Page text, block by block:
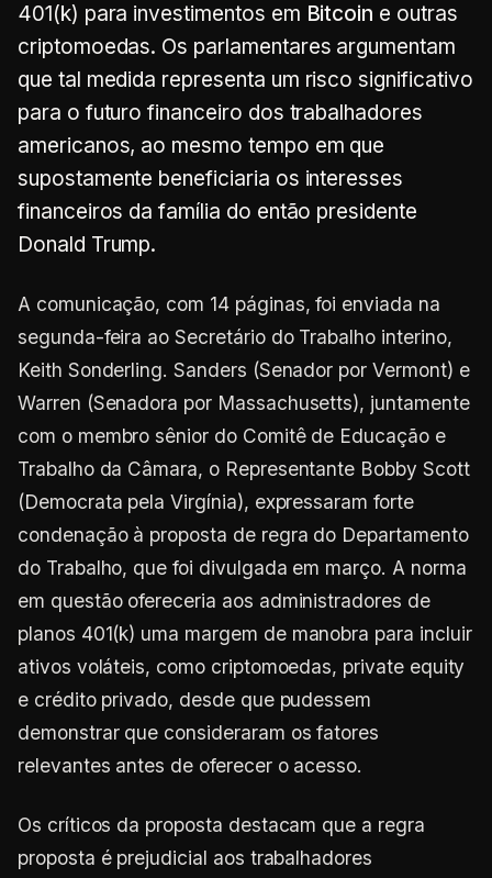
401(k) para investimentos em Bitcoin e outras
criptomoedas. Os parlamentares argumentam
que tal medida representa um risco significativo
para o futuro financeiro dos trabalhadores
americanos, ao mesmo tempo em que
supostamente beneficiaria os interesses
financeiros da família do então presidente
Donald Trump.
A comunicação, com 14 páginas, foi enviada na
segunda-feira ao Secretário do Trabalho interino,
Keith Sonderling. Sanders (Senador por Vermont) e
Warren (Senadora por Massachusetts), juntamente
com o membro sênior do Comitê de Educação e
Trabalho da Câmara, o Representante Bobby Scott
(Democrata pela Virgínia), expressaram forte
condenação à proposta de regra do Departamento
do Trabalho, que foi divulgada em março. A norma
em questão ofereceria aos administradores de
planos 401(k) uma margem de manobra para incluir
ativos voláteis, como criptomoedas, private equity
e crédito privado, desde que pudessem
demonstrar que consideraram os fatores
relevantes antes de oferecer o acesso.
Os críticos da proposta destacam que a regra
proposta é prejudicial aos trabalhadores